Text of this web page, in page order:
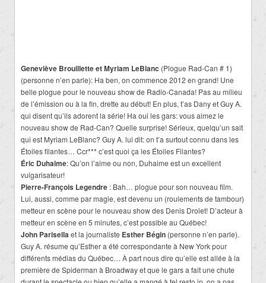
Geneviève Brouillette et Myriam LeBlanc (Plogue Rad-Can # 1)
(personne n’en parle): Ha ben, on commence 2012 en grand! Une
belle plogue pour le nouveau show de Radio-Canada! Pas au milieu
de l’émission ou à la fin, drette au début! En plus, t’as Dany et Guy A.
qui disent qu’ils adorent la série! Ha oui les gars: vous aimez le
nouveau show de Rad-Can? Quelle surprise! Sérieux, quelqu’un sait
qui est Myriam LeBlanc? Guy A. lui dit: on t’a surtout connu dans les
Étoiles filantes… Ccr*** c’est quoi ça les Étoiles Filantes?
Éric Duhaime: Qu’on l’aime ou non, Duhaime est un excellent
vulgarisateur!
Pierre-François Legendre : Bah… plogue pour son nouveau film.
Lui, aussi, comme par magie, est devenu un (roulements de tambour)
metteur en scène pour le nouveau show des Denis Drolet! D’acteur à
metteur en scène en 5 minutes, c’est possible au Québec!
John Parisellaet la journaliste Esther Bégin (personne n’en parle).
Guy A. résume qu’Esther a été correspondante à New York pour
différents médias du Québec… À part nous dire qu’elle est allée à la
première de Spiderman à Broadway et que le gars a fait une chute